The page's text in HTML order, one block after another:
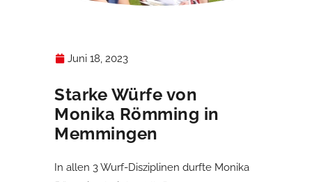
Juni 18, 2023
Starke Würfe von
Monika Römming in
Memmingen
In allen 3 Wurf-Disziplinen durfte Monika